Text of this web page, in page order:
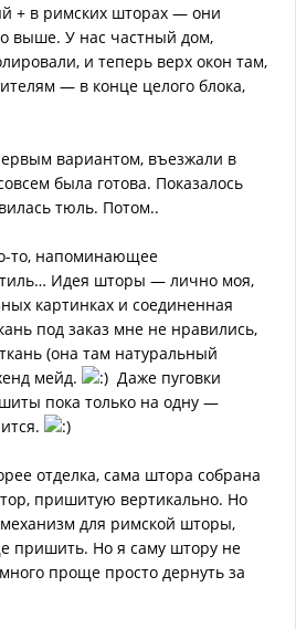
+ в римских шторах — они
выше. У нас частный дом,
и теперь верх окон там,
— в конце целого блока,
вариантом, въезжали в
была готова. Показалось
тюль. Потом..
то, напоминающее
Идея шторы — лично моя,
картинках и соединенная
под заказ мне не нравились,
(она там натуральный
мейд.
Даже пуговки
пока только на одну —
отделка, сама штора собрана
пришитую вертикально. Но
для римской шторы,
пришить. Но я саму штору не
проще просто дернуть за